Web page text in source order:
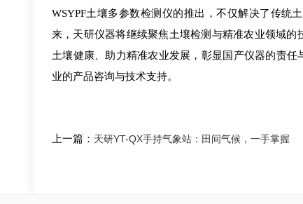
WSYPF土壤多参数检测仪的推出，不仅解决了传统
来，天研仪器将继续聚焦土壤检测与精准农业领域
土壤健康、助力精准农业发展，彰显国产仪器的责
业的产品咨询与技术支持。
上一篇： 天研YT-QX手持气象站：田间气候，一手掌握